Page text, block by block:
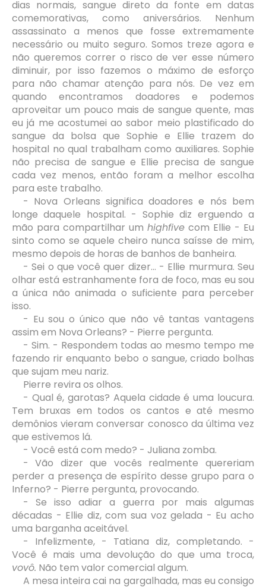
dias normais, sangue direto da fonte em datas
comemorativas, como aniversários. Nenhum
assassinato a menos que fosse extremamente
necessário ou muito seguro. Somos treze agora e
não queremos correr o risco de ver esse número
diminuir, por isso fazemos o máximo de esforço
para não chamar atenção para nós. De vez em
quando encontramos doadores e podemos
aproveitar um pouco mais de sangue quente, mas
eu já me acostumei ao sabor meio plastificado do
sangue da bolsa que Sophie e Ellie trazem do
hospital no qual trabalham como auxiliares. Sophie
não precisa de sangue e Ellie precisa de sangue
cada vez menos, então foram a melhor escolha
para este trabalho.
- Nova Orleans significa doadores e nós bem
longe daquele hospital. - Sophie diz erguendo a
mão para compartilhar um highfivecom Ellie - Eu
sinto como se aquele cheiro nunca saísse de mim,
mesmo depois de horas de banhos de banheira.
- Sei o que você quer dizer... - Ellie murmura. Seu
olhar está estranhamente fora de foco, mas eu sou
a única não animada o suficiente para perceber
isso.
- Eu sou o único que não vê tantas vantagens
assim em Nova Orleans? - Pierre pergunta.
- Sim. - Respondem todas ao mesmo tempo me
fazendo rir enquanto bebo o sangue, criado bolhas
que sujam meu nariz.
Pierre revira os olhos.
- Qual é, garotas? Aquela cidade é uma loucura.
Tem bruxas em todos os cantos e até mesmo
demônios vieram conversar conosco da última vez
que estivemos lá.
- Você está com medo? - Juliana zomba.
- Vão dizer que vocês realmente quereriam
perder a presença de espírito desse grupo para o
Inferno? - Pierre pergunta, provocando.
- Se isso adiar a guerra por mais algumas
décadas - Ellie diz, com sua voz gelada - Eu acho
uma barganha aceitável.
- Infelizmente, - Tatiana diz, completando. -
Você é mais uma devolução do que uma troca,
vovô. Não tem valor comercial algum.
A mesa inteira cai na gargalhada, mas eu consigo